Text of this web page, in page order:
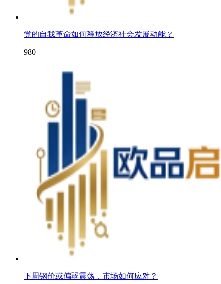
党的自我革命如何释放经济社会发展动能？
980
下周钢价或偏弱震荡，市场如何应对？